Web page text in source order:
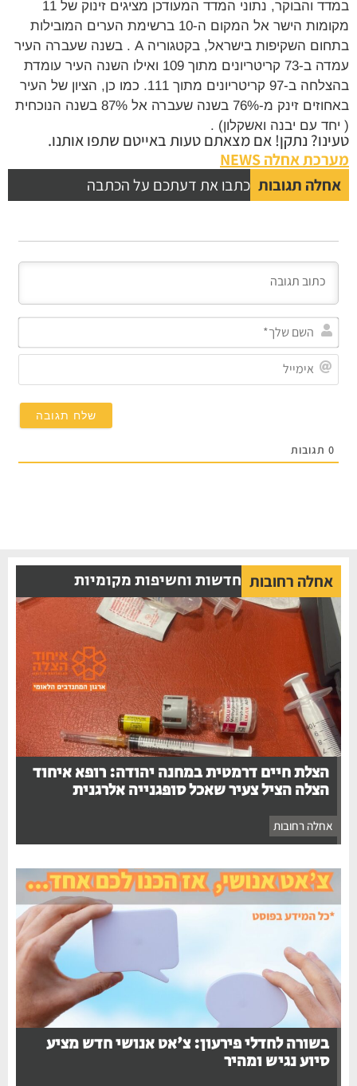
במדד והבוקר, נתוני המדד המעודכן מציגים זינוק של 11
מקומות הישר אל המקום ה-10 ברשימת הערים המובילות
בתחום השקיפות בישראל, בקטגוריה A . בשנה שעברה העיר
עמדה ב-73 קריטריונים מתוך 109 ואילו השנה העיר עומדת
בהצלחה ב-97 קריטריונים מתוך 111. כמו כן, הציון של העיר
באחוזים זינק מ-76% בשנה שעברה אל 87% בשנה הנוכחית
( יחד עם יבנה ואשקלון) .
טעינו? נתקן! אם מצאתם טעות באייטם שתפו אותנו.
מערכת אחלה NEWS
אחלה תגובות כתבו את דעתכם על הכתבה
0תגובות
אחלה רחובות חדשות וחשיפות מקומיות
הצלת חיים דרמטית במחנה יהודה: רופא איחוד
הצלה הציל צעיר שאכל סופגנייה אלרגנית
אחלה רחובות
בשורה לחדלי פירעון: צ'אט אנושי חדש מציע
סיוע נגיש ומהיר